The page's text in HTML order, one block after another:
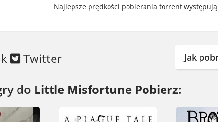
Najlepsze prędkości pobierania torrent
Twitter Jak
do Little Misfortune Pobierz: